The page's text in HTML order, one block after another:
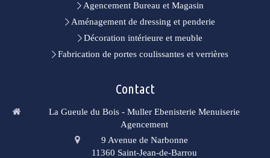
Agencement Bureau et Magasin
Aménagement de dressing et penderie
Décoration intérieure et meuble
Fabrication de portes coulissantes et verrières
Contact
La Gueule du Bois - Muller Ebenisterie Menuiserie
Agencement
9 Avenue de Narbonne
11360 Saint-Jean-de-Barrou